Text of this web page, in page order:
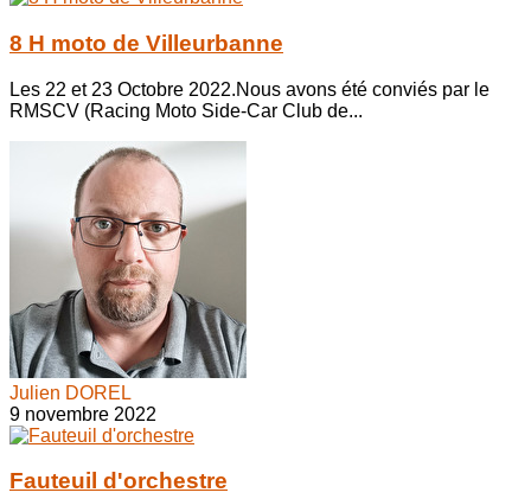
8 H moto de Villeurbanne
Les 22 et 23 Octobre 2022.Nous avons été conviés par le
RMSCV (Racing Moto Side-Car Club de...
Julien DOREL
9 novembre 2022
Fauteuil d'orchestre